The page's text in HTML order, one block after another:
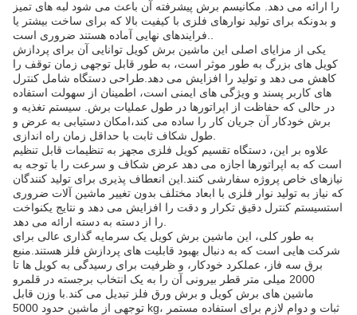
را ارائه می دهد. مکانیسم برش پیشرفته آن باعث می شود لبه های تمیز
و بدونکه برای تولید نوارهای فلزی با کیفیت بالا که برای ساخت بیشتر یا
یکی از مزایای اصلی این ماشین برش کویل توانایی آن برای پردازش
کویل های بزرگ به طور موثر است، به طور قابل توجهی زمان توقف را
کاهش می دهد و تولید را افزایش می دهد.طراحی دستگاه شامل کنترل
های کاربر پسند و ویژگی های ایمنی است، اطمینان از سهولت استفاده
در حالی که حفاظت از اپراتورها در طول عملیات برش. سیستم تغذیه و
برش خودکار آن جریان کار را ساده می کند،امکان دستیابی به عرض و
علاوه بر این، دستگاه تقسیم کویل فلزی مجهز به تنظیمات قابل تنظیم
است که به اپراتورها اجازه می دهد عرض شکاف و سرعت را با توجه به
نیازهای خاص پروژه سفارشی کنند.این انعطاف پذیری برای تولید کنندگان
که نیاز به تولید نوار فلزی با ابعاد مختلف بدون تغییر ماشین آلات ضروری
استسیستم کنترل دقیق تکرار و دقت را افزایش می دهد و نتایج یکنواخت
به طور کلی، این ماشین برش کویل یک سرمایه گذاری عالی برای
شرکت هایی است که به دنبال بهبود قابلیت های پردازش فلز هستند.منبع
برق سه فاز، عملکرد خودکار، و ظرفیت برای رسیدگی به کویل ها تا
2000 میلی متر قطر بیرونی آن را به یک انتخاب برجسته در قلمرو
ماشین های برش کویل و برش ورق فلز تبدیل می کند.با وزن قابل
توجهی از ماشین حدود 5000 kg، ثبات و دوام لازم برای استفاده مستمر